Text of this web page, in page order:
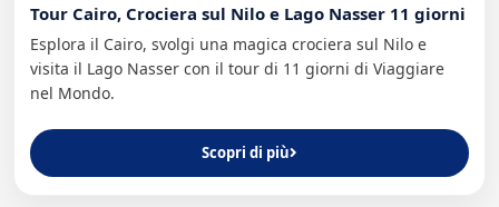
Tour Cairo, Crociera sul Nilo e Lago Nasser 11 giorni
Esplora il Cairo, svolgi una magica crociera sul Nilo e
visita il Lago Nasser con il tour di 11 giorni di Viaggiare
nel Mondo.
Scopri di più